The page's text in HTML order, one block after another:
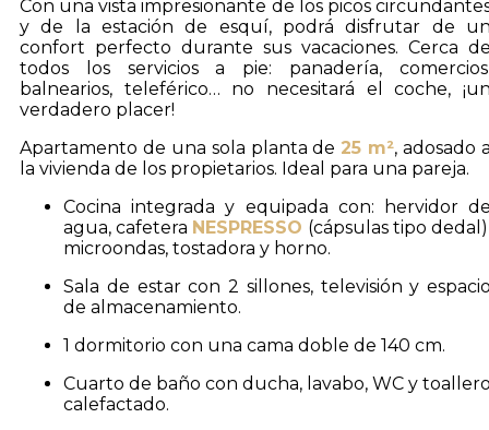
Con una vista impresionante de los picos
y de la estación de esquí, podrá disfrutar de
confort perfecto durante sus vacaciones. Cerca
todos los servicios a pie: panadería,
balnearios, teleférico… no necesitará el coche,
verdadero placer!
Apartamento de una sola planta de 25 m², adosado
la vivienda de los propietarios. Ideal para una pareja.
Cocina integrada y equipada con: hervidor
agua, cafetera NESPRESSO (cápsulas tipo
microondas, tostadora y horno.
Sala de estar con 2 sillones, televisión y
de almacenamiento.
1 dormitorio con una cama doble de 140 cm.
Cuarto de baño con ducha, lavabo, WC y
calefactado.